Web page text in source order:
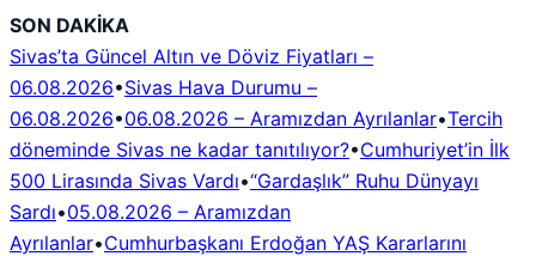
İçeriğe
geç
SON DAKİKA
Sivas’ta Güncel Altın ve Döviz Fiyatları –
06.08.2026•Sivas Hava Durumu –
06.08.2026•06.08.2026 – Aramızdan Ayrılanlar•Tercih
döneminde Sivas ne kadar tanıtılıyor?•Cumhuriyet’in İlk
500 Lirasında Sivas Vardı•“Gardaşlık” Ruhu Dünyayı
Sardı•05.08.2026 – Aramızdan
Ayrılanlar•Cumhurbaşkanı Erdoğan YAŞ Kararlarını